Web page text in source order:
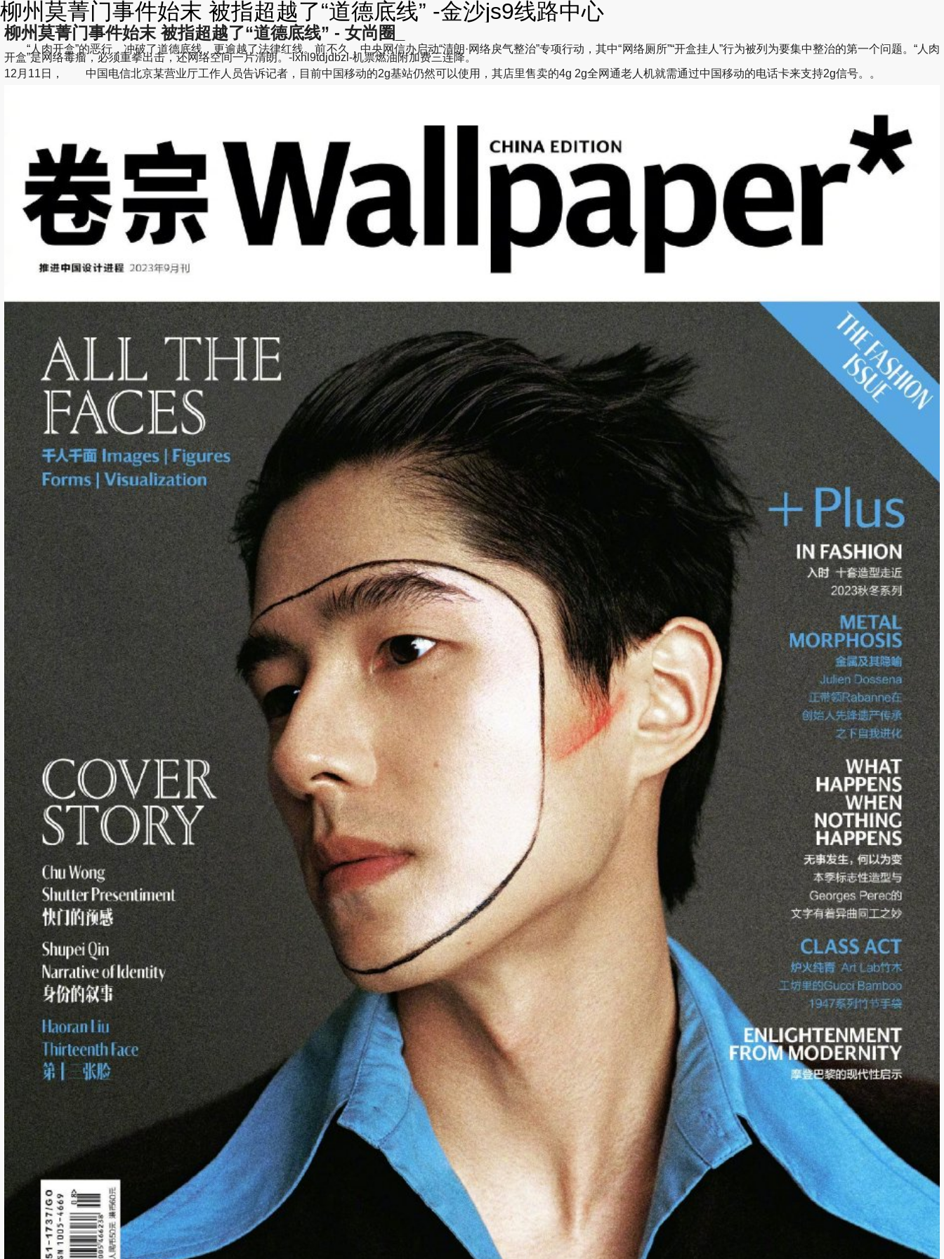
柳州莫菁门事件始末 被指超越了“道德底线” -金沙js9线路中心
柳州莫菁门事件始末 被指超越了“道德底线” - 女尚圈_
“人肉开盒”的恶行，冲破了道德底线，更逾越了法律红线。前不久，中央网信办启动“清朗·网络戾气整治”专项行动，其中“网络厕所”“开盒挂人”行为被列为要集中整治的第一个问题。“人肉
开盒”是网络毒瘤，必须重拳出击，还网络空间一片清朗。-lxhl9tdjdbzl-机票燃油附加费三连降。
12月11日， 中国电信北京某营业厅工作人员告诉记者，目前中国移动的2g基站仍然可以使用，其店里售卖的4g 2g全网通老人机就需通过中国移动的电话卡来支持2g信号。。